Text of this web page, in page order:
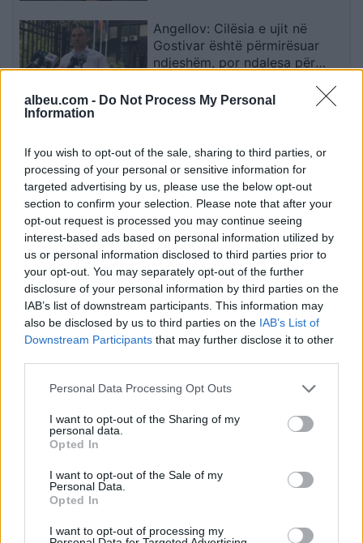
albeu.com - Do Not Process My Personal
Information
If you wish to opt-out of the sale, sharing to third parties, or
processing of your personal or sensitive information for
targeted advertising by us, please use the below opt-out
section to confirm your selection. Please note that after your
opt-out request is processed you may continue seeing
interest-based ads based on personal information utilized by
us or personal information disclosed to third parties prior to
your opt-out. You may separately opt-out of the further
disclosure of your personal information by third parties on the
IAB’s list of downstream participants. This information may
also be disclosed by us to third parties on the IAB’s List of
Downstream Participants that may further disclose it to other
Personal Data Processing Opt Outs
I want to opt-out of the Sharing of my
personal data.
Opted In
I want to opt-out of the Sale of my
Personal Data.
Opted In
I want to opt-out of processing my
Angellov: Cilësia e ujit në
Gostivar është përmirësuar
ndjeshëm, por ndalesa për
Kategorinë e Parë
Esim for USA|Esim for Italy|Esim for Spain | Esim